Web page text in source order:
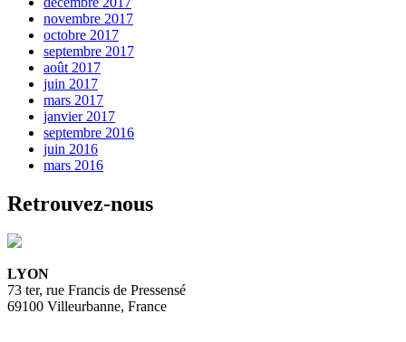
novembre 2017
octobre 2017
septembre 2017
août 2017
juin 2017
mars 2017
janvier 2017
septembre 2016
juin 2016
mars 2016
Retrouvez-nous
LYON
73 ter, rue Francis de Pressensé
69100 Villeurbanne, France